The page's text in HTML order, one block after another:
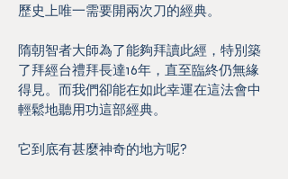
歷史上唯一需要開兩次刀的經典。
隋朝智者大師為了能夠拜讀此經，特別築
了拜經台禮拜長達16年，直至臨終仍無緣
得見。而我們卻能在如此幸運在這法會中
輕鬆地聽用功這部經典。
它到底有甚麼神奇的地方呢?